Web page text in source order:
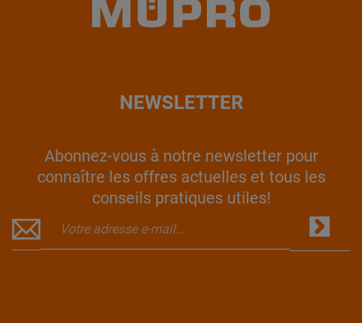
NEWSLETTER
Abonnez-vous à notre newsletter pour
connaître les offres actuelles et tous les
conseils pratiques utiles!